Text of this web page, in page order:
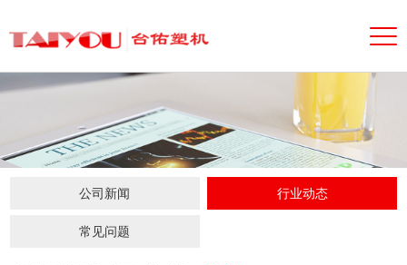
公司新闻 行业动态
常见问题